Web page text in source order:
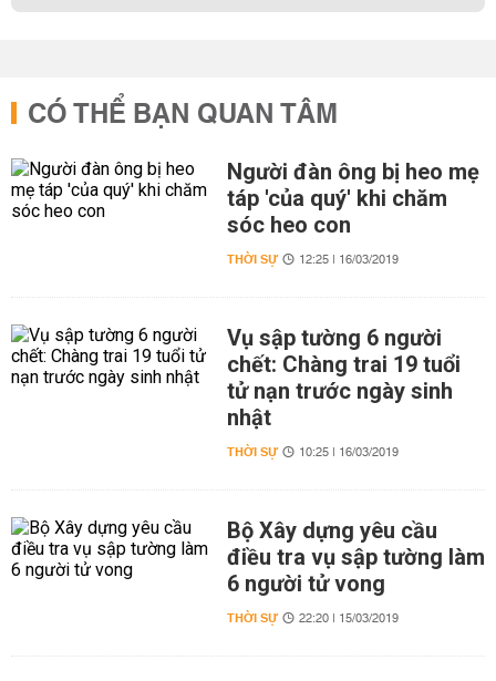
CÓ THỂ BẠN QUAN TÂM
Người đàn ông bị heo mẹ
táp 'của quý' khi chăm
sóc heo con
THỜI SỰ 12:25 | 16/03/2019
Vụ sập tường 6 người
chết: Chàng trai 19 tuổi
tử nạn trước ngày sinh
nhật
THỜI SỰ 10:25 | 16/03/2019
Bộ Xây dựng yêu cầu
điều tra vụ sập tường làm
6 người tử vong
THỜI SỰ 22:20 | 15/03/2019